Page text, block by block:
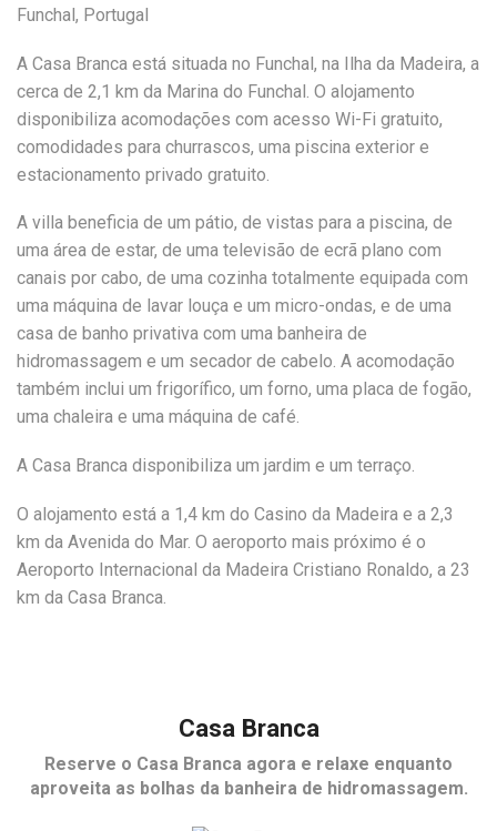
Funchal, Portugal
A Casa Branca está situada no Funchal, na Ilha da Madeira, a
cerca de 2,1 km da Marina do Funchal. O alojamento
disponibiliza acomodações com acesso Wi-Fi gratuito,
comodidades para churrascos, uma piscina exterior e
estacionamento privado gratuito.
A villa beneficia de um pátio, de vistas para a piscina, de
uma área de estar, de uma televisão de ecrã plano com
canais por cabo, de uma cozinha totalmente equipada com
uma máquina de lavar louça e um micro-ondas, e de uma
casa de banho privativa com uma banheira de
hidromassagem e um secador de cabelo. A acomodação
também inclui um frigorífico, um forno, uma placa de fogão,
uma chaleira e uma máquina de café.
A Casa Branca disponibiliza um jardim e um terraço.
O alojamento está a 1,4 km do Casino da Madeira e a 2,3
km da Avenida do Mar. O aeroporto mais próximo é o
Aeroporto Internacional da Madeira Cristiano Ronaldo, a 23
km da Casa Branca.
Casa Branca
Reserve o Casa Branca agora e relaxe enquanto
aproveita as bolhas da banheira de hidromassagem.